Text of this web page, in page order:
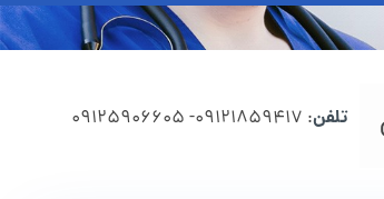
تلفن: 09121859417- 09125906605